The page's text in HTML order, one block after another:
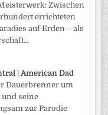
Zwischen
errichteten
auf Erden – als
| American Dad
Dauerbrenner um
und seine
zur Parodie